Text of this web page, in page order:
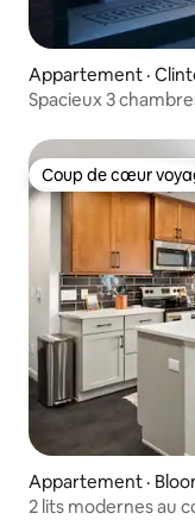
Appartement ·
Spacieux 3
Coup de cœur
Coup de cœur
Appartement ·
2 lits modernes au